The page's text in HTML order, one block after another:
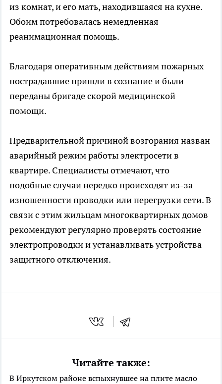
из комнат, и его мать, находившаяся на кухне.
Обоим потребовалась немедленная
реанимационная помощь.
Благодаря оперативным действиям пожарных
пострадавшие пришли в сознание и были
переданы бригаде скорой медицинской
помощи.
Предварительной причиной возгорания назван
аварийный режим работы электросети в
квартире. Специалисты отмечают, что
подобные случаи нередко происходят из-за
изношенности проводки или перегрузки сети. В
связи с этим жильцам многоквартирных домов
рекомендуют регулярно проверять состояние
электропроводки и устанавливать устройства
защитного отключения.
Читайте также:
В Иркутском районе вспыхнувшее на плите масло